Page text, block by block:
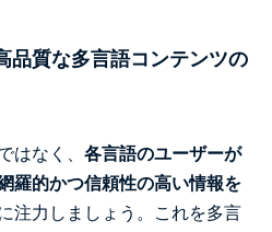
品質な多言語コンテンツの
はなく、 各言語のユーザーが
羅的かつ信頼性の高い情報を
注力しましょう。これを多言